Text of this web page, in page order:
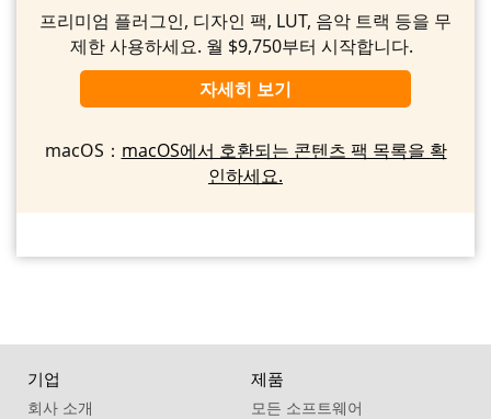
프리미엄 플러그인, 디자인 팩, LUT, 음악 트랙 등을 무
제한 사용하세요. 월 $9,750부터 시작합니다.
자세히 보기
macOS： macOS에서 호환되는 콘텐츠 팩 목록을 확
인하세요.
기업
회사 소개
제품
모든 소프트웨어